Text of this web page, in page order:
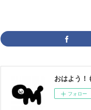
おはよう！
フォロー